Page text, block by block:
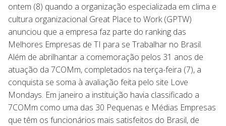
ontem (8) quando a organização especializada em clima e
cultura organizacional Great Place to Work (GPTW)
anunciou que a empresa faz parte do ranking das
Melhores Empresas de TI para se Trabalhar no Brasil.
Além de abrilhantar a comemoração pelos 31 anos de
atuação da 7COMm, completados na terça-feira (7), a
conquista se soma à avaliação feita pelo site Love
Mondays. Em janeiro a instituição havia classificado a
7COMm como uma das 30 Pequenas e Médias Empresas
que têm os funcionários mais satisfeitos do Brasil, de